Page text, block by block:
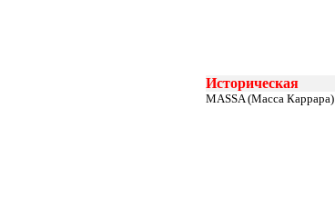
Историческая
MASSA (Масса Каррара)